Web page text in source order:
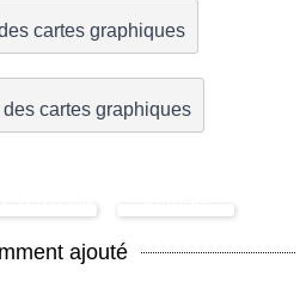
cartes graphiques
cartes graphiques
ajouté